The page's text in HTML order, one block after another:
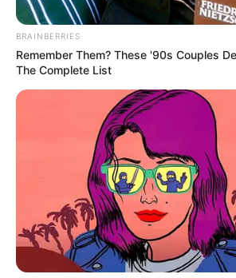
BRAINBERRIES
Remember Them? These '90s Couples
The Complete List